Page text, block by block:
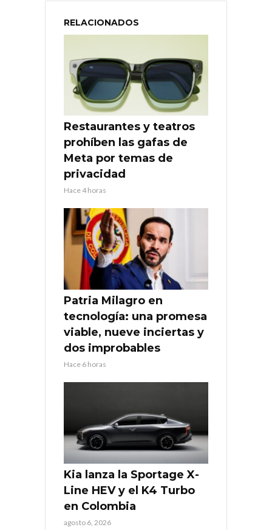
RELACIONADOS
Restaurantes y teatros
prohíben las gafas de
Meta por temas de
privacidad
Hace 4 horas
Patria Milagro en
tecnología: una promesa
viable, nueve inciertas y
dos improbables
Hace 6 horas
Kia lanza la Sportage X-
Line HEV y el K4 Turbo
en Colombia
agosto 6, 2026